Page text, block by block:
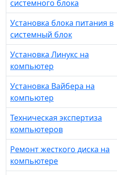
системного блока
Установка блока питания в
системный блок
Установка Линукс на
компьютер
Установка Вайбера на
компьютер
Техническая экспертиза
компьютеров
Ремонт жесткого диска на
компьютере